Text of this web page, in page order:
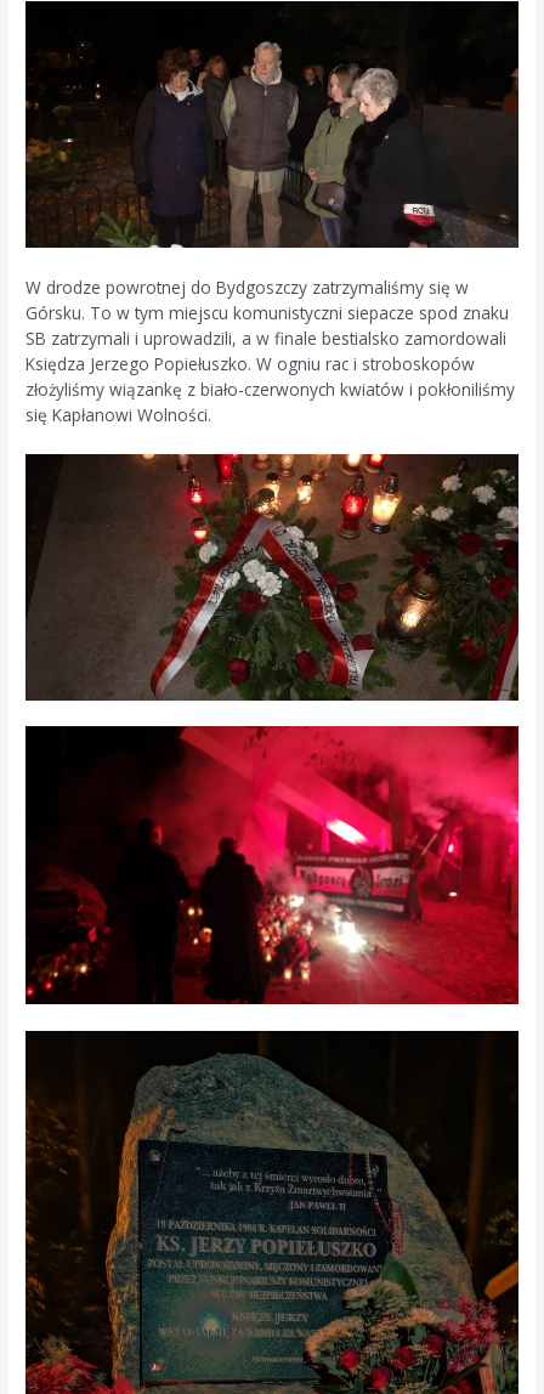
W drodze powrotnej do Bydgoszczy zatrzymaliśmy się w
Górsku. To w tym miejscu komunistyczni siepacze spod znaku
SB zatrzymali i uprowadzili, a w finale bestialsko zamordowali
Księdza Jerzego Popiełuszko. W ogniu rac i stroboskopów
złożyliśmy wiązankę z biało-czerwonych kwiatów i pokłoniliśmy
się Kapłanowi Wolności.